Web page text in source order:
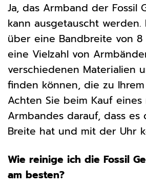
Ja, das Armband der Fossil
kann ausgetauscht
über eine Bandbreite von 8
eine Vielzahl von
verschiedenen Materialien
finden können, die zu Ihrem
Achten Sie beim Kauf eines
Armbandes darauf, dass
Breite hat und mit der Uhr
Wie reinige ich die Fossil
am besten?